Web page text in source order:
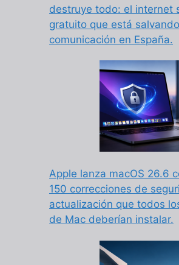
destruye todo: el internet
gratuito que está
comunicación en España.
Apple lanza macOS 26.6
150 correcciones de
actualización que todos
de Mac deberían instalar.